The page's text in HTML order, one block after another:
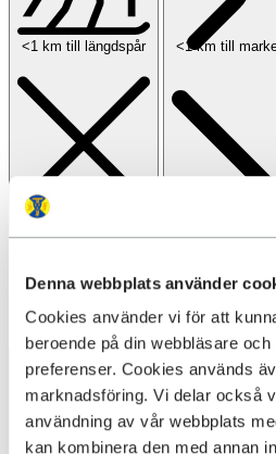
Denna webbplats använder
Cookies använder vi för att
beroende på din webbläsare
preferenser. Cookies används
marknadsföring. Vi delar också
användning av vår webbplats
kan kombinera den med annan
<1 km till längdspår <1 km till